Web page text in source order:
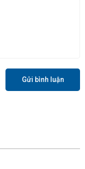
Gửi bình luận